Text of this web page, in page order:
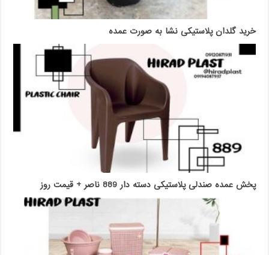
خرید گلدان پلاستیکی نشا به صورت عمده
پخش عمده صندلی پلاستیکی دسته دار 889 ناصر + قیمت روز